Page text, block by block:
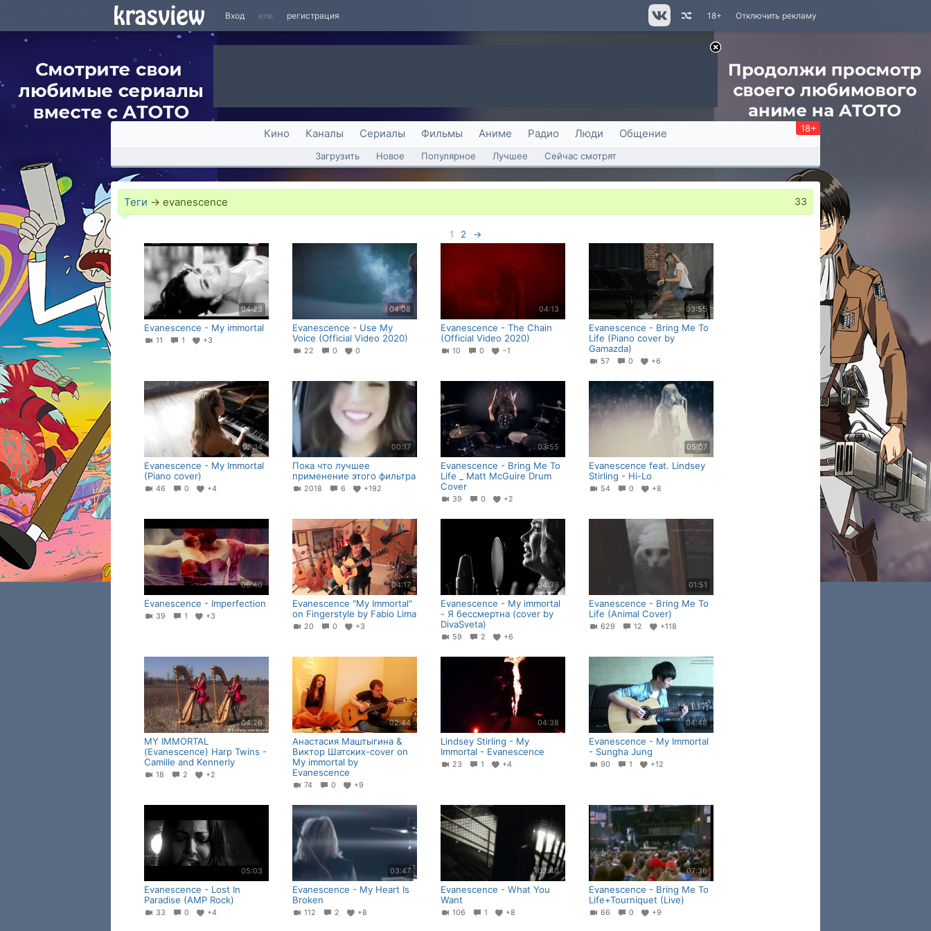
Вход или регистрация Отключить рекламу
18+
Кино Каналы Сериалы Фильмы Аниме Радио Люди Общение 18+
Загрузить Новое Популярное Лучшее Сейчас смотрят
Теги → evanescence 33
1 2 →
04:23
Evanescence - My immortal
11 1 +3
04:08
Evanescence - Use My
Voice (Official Video 2020)
22 0 0
04:13
Evanescence - The Chain
(Official Video 2020)
10 0 −1
03:55
Evanescence - Bring Me To
Life (Piano cover by
Gamazda)
57 0 +6
03:14
Evanescence - My Immortal
(Piano cover)
46 0 +4
00:17
Пока что лучшее
применение этого фильтра
2018 6 +192
03:55
Evanescence - Bring Me To
Life _ Matt McGuire Drum
Cover
39 0 +2
05:07
Evanescence feat. Lindsey
Stirling - Hi-Lo
54 0 +8
06:40
Evanescence - Imperfection
39 1 +3
04:17
Evanescence "My Immortal"
on Fingerstyle by Fabio Lima
20 0 +3
04:39
Evanescence - My immortal
- Я бессмертна (cover by
DivaSveta)
59 2 +6
01:51
Evanescence - Bring Me To
Life (Animal Cover)
629 12 +118
04:26
MY IMMORTAL
(Evanescence) Harp Twins -
Camille and Kennerly
18 2 +2
02:44
Анастасия Маштыгина &
Виктор Шатских-cover on
My immortal by
Evanescence
74 0 +9
04:38
Lindsey Stirling - My
Immortal - Evanescence
23 1 +4
04:48
Evanescence - My Immortal
- Sungha Jung
90 1 +12
05:03
Evanescence - Lost In
Paradise (AMP Rock)
33 0 +4
03:47
Evanescence - My Heart Is
Broken
112 2 +8
03:40
Evanescence - What You
Want
106 1 +8
07:36
Evanescence - Bring Me To
Life+Tourniquet (Live)
66 0 +9